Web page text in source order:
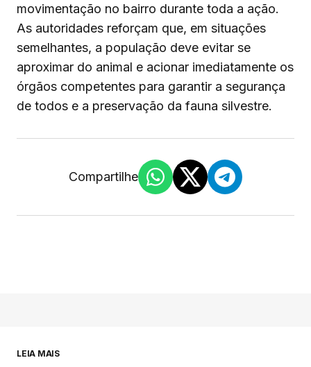
movimentação no bairro durante toda a ação.
As autoridades reforçam que, em situações
semelhantes, a população deve evitar se
aproximar do animal e acionar imediatamente os
órgãos competentes para garantir a segurança
de todos e a preservação da fauna silvestre.
Compartilhe
LEIA MAIS